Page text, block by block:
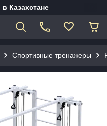
Казахстане
Спортивные тренажеры